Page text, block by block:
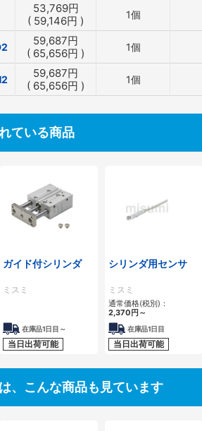
53,769円
( 59,146円 ) 1個
59,687円
( 65,656円 ) 1個
59,687円
( 65,656円 ) 1個
ている商品
ガイド付シリンダ
ミスミ
在庫品1日目～
当日出荷可能
シリンダ用センサ
ミスミ
通常価格(税別)：
2,370 円 ～
在庫品1日目
当日出荷可能
、こんな商品も見ています